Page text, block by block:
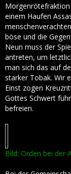
einem Haufen
böse und die
Neun muss der
antreten, um
man sich das auf
starker Tobak. Wir
Einst zogen
Gottes Schwert
befreien.
Bild: Orden bei der